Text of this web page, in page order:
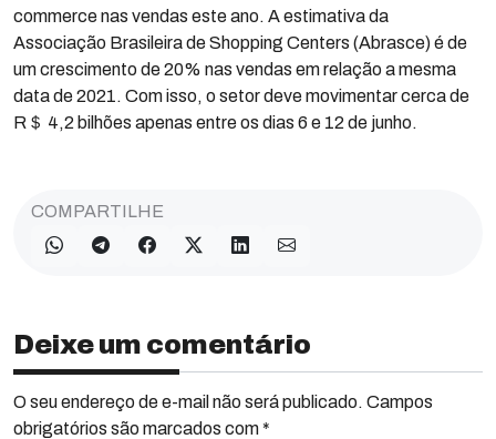
commerce nas vendas este ano. A estimativa da
Associação Brasileira de Shopping Centers (Abrasce) é de
um crescimento de 20% nas vendas em relação a mesma
data de 2021. Com isso, o setor deve movimentar cerca de
R＄ 4,2 bilhões apenas entre os dias 6 e 12 de junho.
COMPARTILHE
Deixe um comentário
O seu endereço de e-mail não será publicado. Campos
obrigatórios são marcados com *